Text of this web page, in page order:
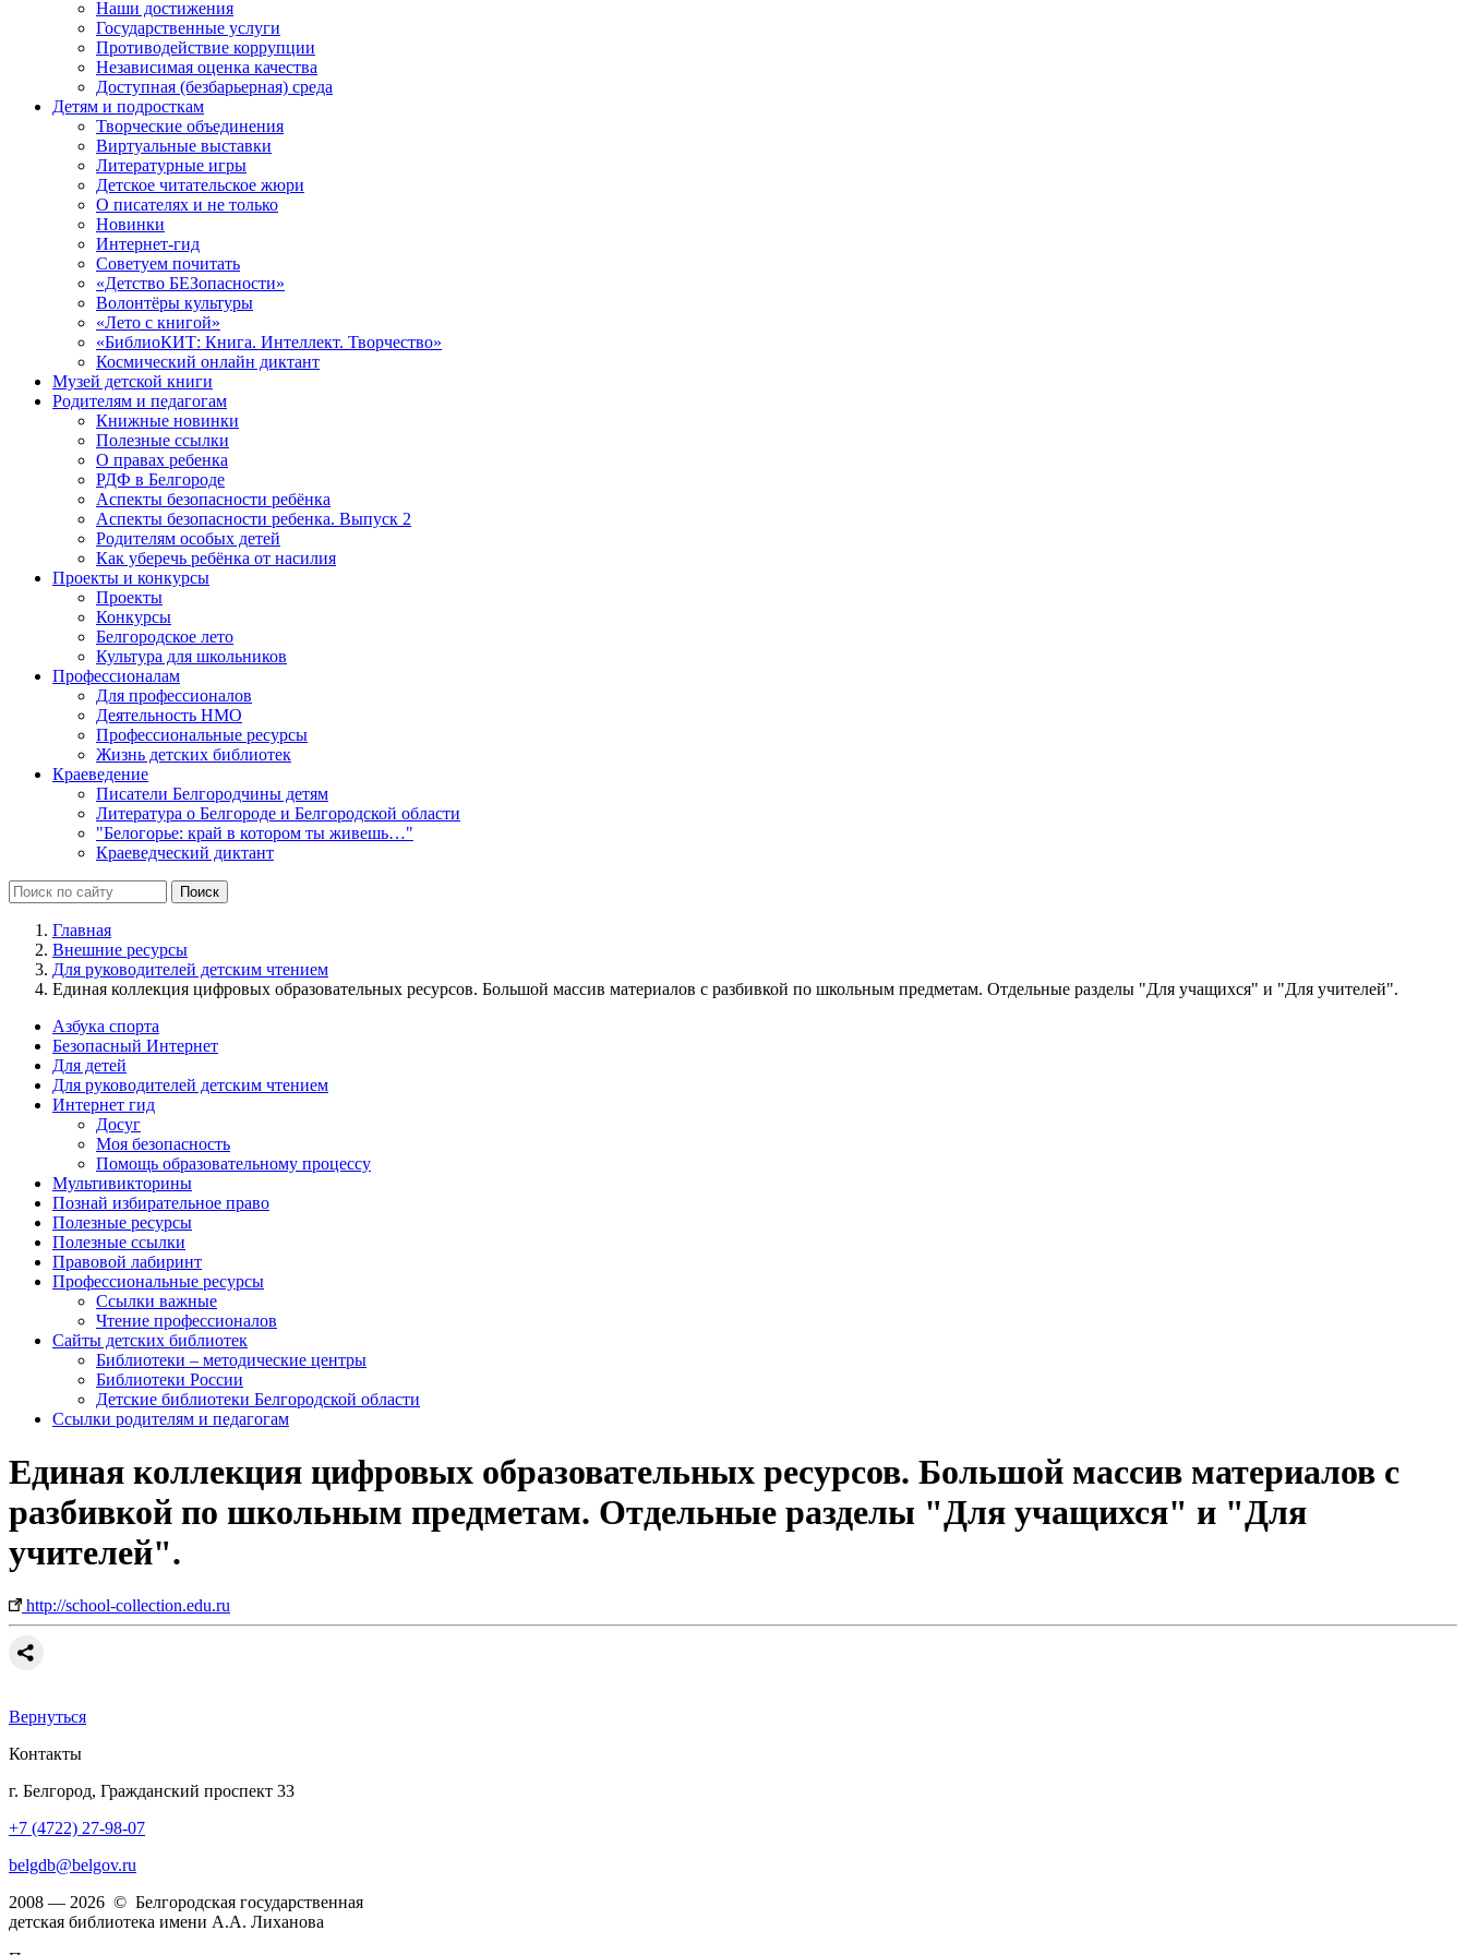
Наши достижения
Государственные услуги
Противодействие коррупции
Независимая оценка качества
Доступная (безбарьерная) среда
Детям и подросткам
Творческие объединения
Виртуальные выставки
Литературные игры
Детское читательское жюри
О писателях и не только
Новинки
Интернет-гид
Советуем почитать
«Детство БЕЗопасности»
Волонтёры культуры
«Лето с книгой»
«БиблиоКИТ: Книга. Интеллект. Творчество»
Космический онлайн диктант
Музей детской книги
Родителям и педагогам
Книжные новинки
Полезные ссылки
О правах ребенка
РДФ в Белгороде
Аспекты безопасности ребёнка
Аспекты безопасности ребенка. Выпуск 2
Родителям особых детей
Как уберечь ребёнка от насилия
Проекты и конкурсы
Проекты
Конкурсы
Белгородское лето
Культура для школьников
Профессионалам
Для профессионалов
Деятельность НМО
Профессиональные ресурсы
Жизнь детских библиотек
Краеведение
Писатели Белгородчины детям
Литература о Белгороде и Белгородской области
"Белогорье: край в котором ты живешь…"
Краеведческий диктант
Главная
Внешние ресурсы
Для руководителей детским чтением
Единая коллекция цифровых образовательных ресурсов. Большой массив материалов с разбивкой по школьным предметам. Отдельные разделы "Для учащихся" и "Для учителей".
Азбука спорта
Безопасный Интернет
Для детей
Для руководителей детским чтением
Интернет гид
Досуг
Моя безопасность
Помощь образовательному процессу
Мультивикторины
Познай избирательное право
Полезные ресурсы
Полезные ссылки
Правовой лабиринт
Профессиональные ресурсы
Ссылки важные
Чтение профессионалов
Сайты детских библиотек
Библиотеки – методические центры
Библиотеки России
Детские библиотеки Белгородской области
Ссылки родителям и педагогам
Единая коллекция цифровых образовательных ресурсов. Большой массив материалов с
разбивкой по школьным предметам. Отдельные разделы "Для учащихся" и "Для
учителей".
http://school-collection.edu.ru
Вернуться
Контакты
г. Белгород, Гражданский проспект 33
+7 (4722) 27-98-07
belgdb@belgov.ru
2008 — 2026 © Белгородская государственная
детская библиотека имени А.А. Лиханова